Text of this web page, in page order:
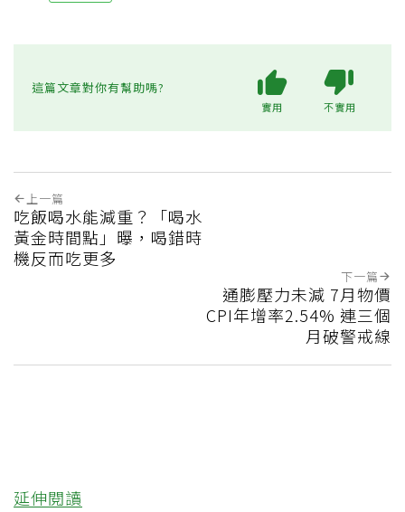
這篇文章對你有幫助嗎?
實用 不實用
上一篇
吃飯喝水能減重？「喝水
黃金時間點」曝，喝錯時
機反而吃更多
下一篇
通膨壓力未減 7月物價
CPI年增率2.54% 連三個
月破警戒線
延伸閱讀